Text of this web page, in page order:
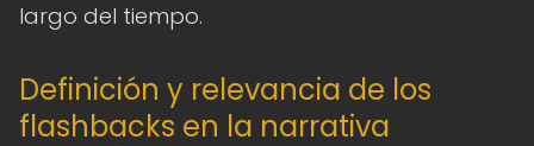
largo del tiempo.
Definición y relevancia de los
flashbacks en la narrativa